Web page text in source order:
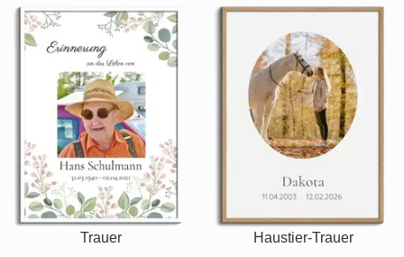
Trauer Haustier-Trauer